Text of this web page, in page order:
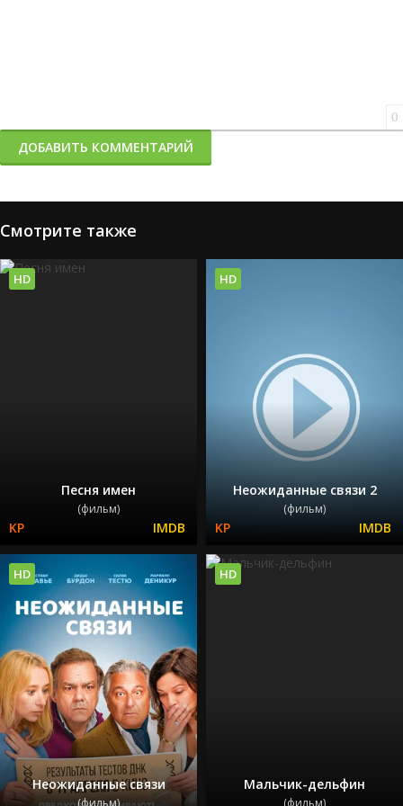
0
ДОБАВИТЬ КОММЕНТАРИЙ
Смотрите также
Песня имен
(фильм)
HD
Неожиданные связи 2
(фильм)
HD
Неожиданные связи
(фильм)
HD
Мальчик-дельфин
(фильм)
HD